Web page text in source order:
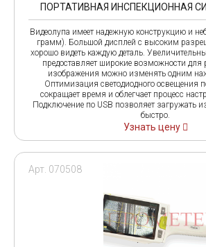
ПОРТАТИВНАЯ ИНСПЕКЦИОННАЯ
Видеолупа имеет надежную конструкцию и
грамм). Большой дисплей с высоким
хорошо видеть каждую деталь.
предоставляет широкие возможности
изображения можно изменять одним
Оптимизация светодиодного освещения
сокращает время и облегчает процесс
Подключение по USB позволяет загружать
быстро.
Узнать цену
Арт. 070508